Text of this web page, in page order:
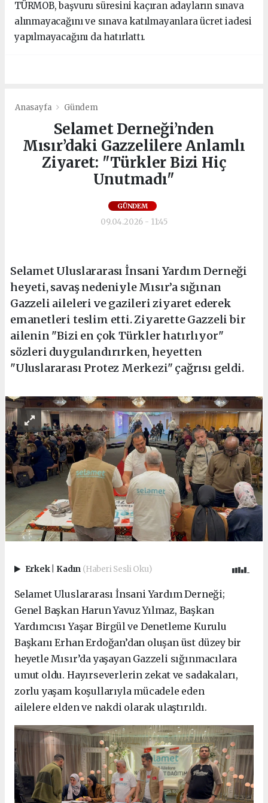
TÜRMOB, başvuru süresini kaçıran adayların sınava
alınmayacağını ve sınava katılmayanlara ücret iadesi
yapılmayacağını da hatırlattı.
Anasayfa Gündem
Selamet Derneği’nden
Mısır’daki Gazzelilere Anlamlı
Ziyaret: "Türkler Bizi Hiç
Unutmadı"
GÜNDEM
09.04.2026 - 11:45
Selamet Uluslararası İnsani Yardım Derneği
heyeti, savaş nedeniyle Mısır’a sığınan
Gazzeli aileleri ve gazileri ziyaret ederek
emanetleri teslim etti. Ziyarette Gazzeli bir
ailenin "Bizi en çok Türkler hatırlıyor"
sözleri duygulandırırken, heyetten
"Uluslararası Protez Merkezi" çağrısı geldi.
Erkek Kadın (Haberi Sesli Oku)
Selamet Uluslararası İnsani Yardım Derneği;
Genel Başkan Harun Yavuz Yılmaz, Başkan
Yardımcısı Yaşar Birgül ve Denetleme Kurulu
Başkanı Erhan Erdoğan’dan oluşan üst düzey bir
heyetle Mısır’da yaşayan Gazzeli sığınmacılara
umut oldu. Hayırseverlerin zekat ve sadakaları,
zorlu yaşam koşullarıyla mücadele eden
ailelere elden ve nakdi olarak ulaştırıldı.